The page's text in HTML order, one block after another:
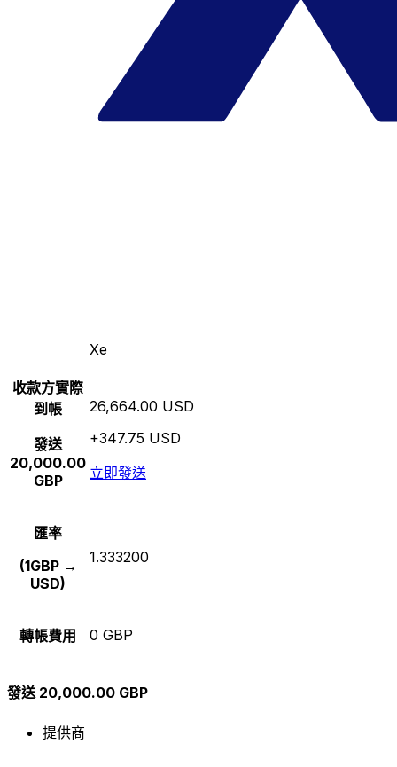
Xe
收款方實際
到帳
發送
20,000.00
GBP
26,664.00 USD
+347.75 USD
立即發送
匯率
(1GBP →
USD)
1.333200
轉帳費用 0 GBP
發送 20,000.00 GBP
提供商